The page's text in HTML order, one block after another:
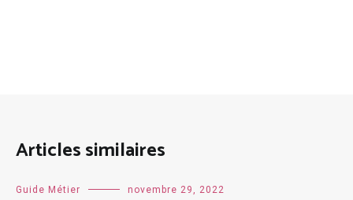
Articles similaires
Guide Métier novembre 29, 2022